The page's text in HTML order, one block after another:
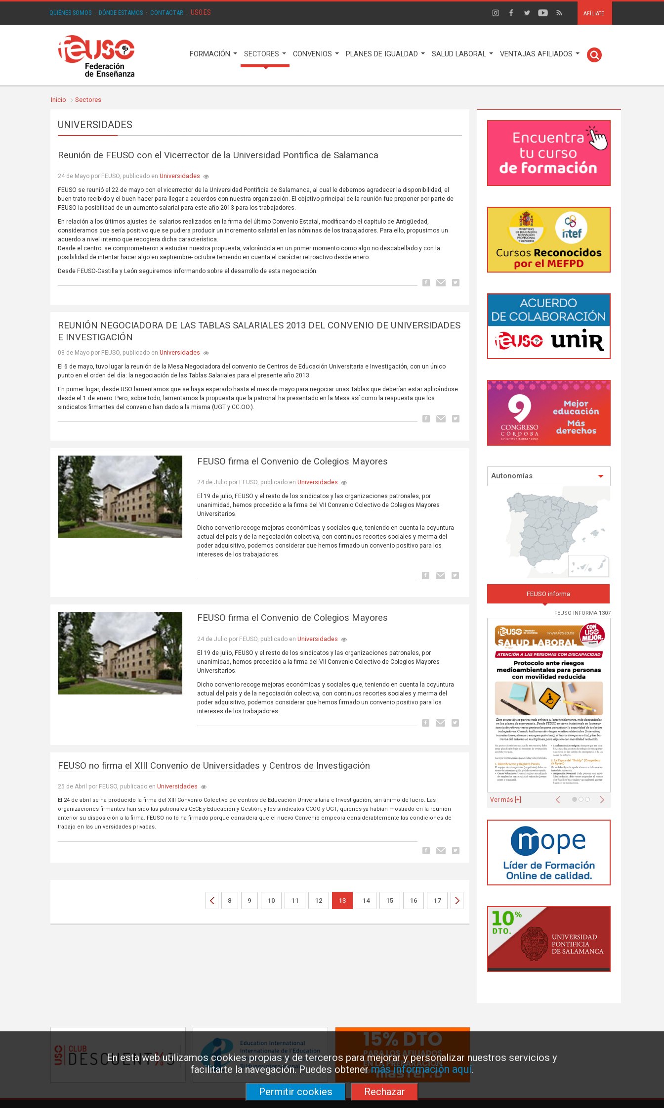
En esta web utilizamos cookies propias y de terceros para mejorar y personalizar nuestros servicios y
facilitarte la navegación. Puedes obtenermás información aquí.
Permitir cookies
Rechazar
QUIÉNES SOMOS · DÓNDE ESTAMOS · CONTACTAR · USO.ES AFÍLIATE
FORMACIÓN SECTORES CONVENIOS PLANES DE IGUALDAD SALUD LABORAL VENTAJAS AFILIADOS
Inicio Sectores
UNIVERSIDADES
Reunión de FEUSO con el Vicerrector de la Universidad Pontifica de Salamanca
24 de Mayo por FEUSO, publicado en Universidades
FEUSO se reunió el 22 de mayo con el vicerrector de la Universidad Pontificia de Salamanca, al cual le debemos agradecer la disponibilidad, el
buen trato recibido y el buen hacer para llegar a acuerdos con nuestra organización. El objetivo principal de la reunión fue proponer por parte de
FEUSO la posibilidad de un aumento salarial para este año 2013 para los trabajadores.
En relación a los últimos ajustes de salarios realizados en la firma del último Convenio Estatal, modificando el capitulo de Antigüedad,
consideramos que sería positivo que se pudiera producir un incremento salarial en las nóminas de los trabajadores. Para ello, propusimos un
acuerdo a nivel interno que recogiera dicha característica.
Desde el centro se comprometieron a estudiar nuestra propuesta, valorándola en un primer momento como algo no descabellado y con la
posibilidad de intentar hacer algo en septiembre- octubre teniendo en cuenta el carácter retroactivo desde enero.
Desde FEUSO-Castilla y León seguiremos informando sobre el desarrollo de esta negociación.
REUNIÓN NEGOCIADORA DE LAS TABLAS SALARIALES 2013 DEL CONVENIO DE UNIVERSIDADES
E INVESTIGACIÓN
08 de Mayo por FEUSO, publicado en Universidades
El 6 de mayo, tuvo lugar la reunión de la Mesa Negociadora del convenio de Centros de Educación Universitaria e Investigación, con un único
punto en el orden del día: la negociación de las Tablas Salariales para el presente año 2013.
En primer lugar, desde USO lamentamos que se haya esperado hasta el mes de mayo para negociar unas Tablas que deberían estar aplicándose
desde el 1 de enero. Pero, sobre todo, lamentamos la propuesta que la patronal ha presentado en la Mesa así como la respuesta que los
sindicatos firmantes del convenio han dado a la misma (UGT y CC.OO.).
FEUSO firma el Convenio de Colegios Mayores
24 de Julio por FEUSO, publicado enUniversidades
El 19 de julio, FEUSO y el resto de los sindicatos y las organizaciones patronales, por
unanimidad, hemos procedido a la firma del VII Convenio Colectivo de Colegios Mayores
Universitarios.
Dicho convenio recoge mejoras económicas y sociales que, teniendo en cuenta la coyuntura
actual del país y de la negociación colectiva, con continuos recortes sociales y merma del
poder adquisitivo, podemos considerar que hemos firmado un convenio positivo para los
intereses de los trabajadores.
FEUSO firma el Convenio de Colegios Mayores
24 de Julio por FEUSO, publicado enUniversidades
El 19 de julio, FEUSO y el resto de los sindicatos y las organizaciones patronales, por
unanimidad, hemos procedido a la firma del VII Convenio Colectivo de Colegios Mayores
Universitarios.
Dicho convenio recoge mejoras económicas y sociales que, teniendo en cuenta la coyuntura
actual del país y de la negociación colectiva, con continuos recortes sociales y merma del
poder adquisitivo, podemos considerar que hemos firmado un convenio positivo para los
intereses de los trabajadores.
FEUSO no firma el XIII Convenio de Universidades y Centros de Investigación
25 de Abril por FEUSO, publicado en Universidades
El 24 de abril se ha producido la firma del XIII Convenio Colectivo de centros de Educación Universitaria e Investigación, sin ánimo de lucro. Las
organizaciones firmantes han sido las patronales CECE y Educación y Gestión, y los sindicatos CCOO y UGT, quienes ya habían mostrado en la reunión
anterior su disposición a la firma. FEUSO no lo ha firmado porque considera que el nuevo Convenio empeora considerablemente las condiciones de
trabajo en las universidades privadas.
8 9 10 11 12 13 14 15 16 17
Autonomías
FEUSO informa
FEUSO INFORMA 1307
Anterior Siguiente
Ver más [+]